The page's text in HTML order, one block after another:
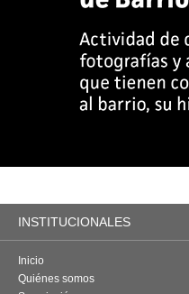
INSTITUCIONALES
Inicio
Quiénes somos